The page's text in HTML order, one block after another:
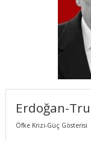
Erdoğan-
Öfke Krizi-Güç Gösterisi